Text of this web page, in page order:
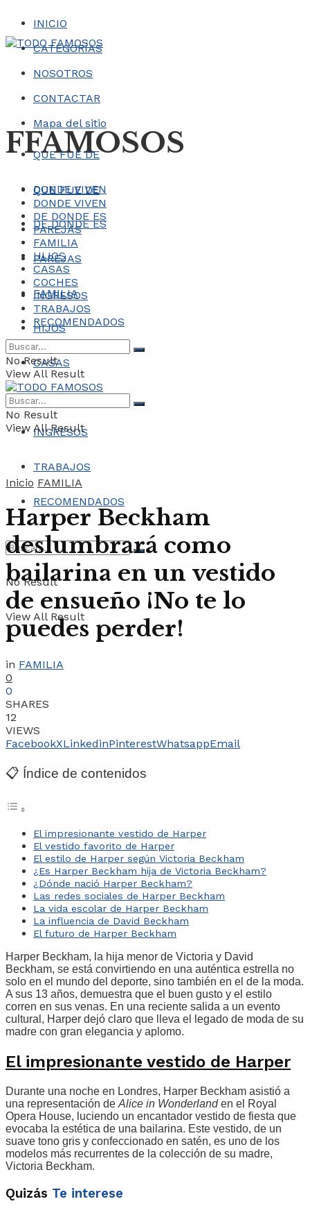
INICIO
CATEGORÍAS
NOSOTROS
CONTACTAR
Mapa del sitio
FFAMOSOS
QUE FUE DE
DONDE VIVEN
DE DONDE ES
PAREJAS
FAMILIA
HIJOS
CASAS
COCHES
INGRESOS
TRABAJOS
RECOMENDADOS
No Result
View All Result
QUE FUE DE
DONDE VIVEN
DE DONDE ES
PAREJAS
FAMILIA
HIJOS
CASAS
COCHES
INGRESOS
TRABAJOS
RECOMENDADOS
No Result
View All Result
No Result
View All Result
Inicio FAMILIA
Harper Beckham
deslumbrará como
bailarina en un vestido
de ensueño ¡No te lo
puedes perder!
in FAMILIA
0
0
SHARES
12
VIEWS
FacebookXLinkedinPinterestWhatsappEmail
📋 Índice de contenidos
El impresionante vestido de Harper
El vestido favorito de Harper
El estilo de Harper según Victoria Beckham
¿Es Harper Beckham hija de Victoria Beckham?
¿Dónde nació Harper Beckham?
Las redes sociales de Harper Beckham
La vida escolar de Harper Beckham
La influencia de David Beckham
El futuro de Harper Beckham
Harper Beckham, la hija menor de Victoria y David
Beckham, se está convirtiendo en una auténtica estrella no
solo en el mundo del deporte, sino también en el de la moda.
A sus 13 años, demuestra que el buen gusto y el estilo
corren en sus venas. En una reciente salida a un evento
cultural, Harper dejó claro que lleva el legado de moda de su
madre con gran elegancia y aplomo.
El impresionante vestido de Harper
Durante una noche en Londres, Harper Beckham asistió a
una representación de Alice in Wonderlanden el Royal
Opera House, luciendo un encantador vestido de fiesta que
evocaba la estética de una bailarina. Este vestido, de un
suave tono gris y confeccionado en satén, es uno de los
modelos más recurrentes de la colección de su madre,
Victoria Beckham.
Quizás Te interese